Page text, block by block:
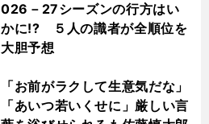
026－27シーズンの行方はい
かに!? ５人の識者が全順位を
大胆予想
「お前がラクして生意気だな」
「あいつ若いくせに」厳しい言